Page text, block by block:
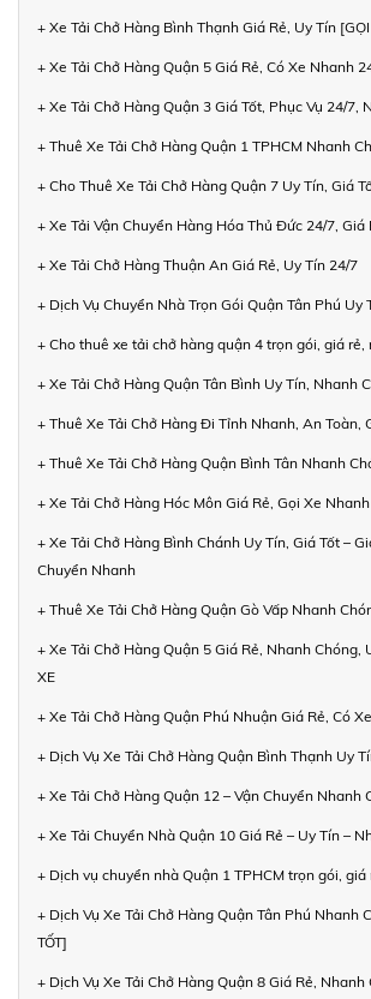
+ Xe Tải Chở Hàng Bình Thạnh Giá Rẻ, Uy Tín
+ Xe Tải Chở Hàng Quận 5 Giá Rẻ, Có Xe Nhanh
+ Xe Tải Chở Hàng Quận 3 Giá Tốt, Phục Vụ 24/7,
+ Thuê Xe Tải Chở Hàng Quận 1 TPHCM Nhanh
+ Cho Thuê Xe Tải Chở Hàng Quận 7 Uy Tín, Giá
+ Xe Tải Vận Chuyển Hàng Hóa Thủ Đức 24/7, Giá
+ Xe Tải Chở Hàng Thuận An Giá Rẻ, Uy Tín 24/7
+ Dịch Vụ Chuyển Nhà Trọn Gói Quận Tân Phú Uy
+ Cho thuê xe tải chở hàng quận 4 trọn gói, giá
+ Xe Tải Chở Hàng Quận Tân Bình Uy Tín, Nhanh
+ Thuê Xe Tải Chở Hàng Đi Tỉnh Nhanh, An Toàn,
+ Thuê Xe Tải Chở Hàng Quận Bình Tân Nhanh
+ Xe Tải Chở Hàng Hóc Môn Giá Rẻ, Gọi Xe
+ Xe Tải Chở Hàng Bình Chánh Uy Tín, Giá Tốt –
Chuyển Nhanh
+ Thuê Xe Tải Chở Hàng Quận Gò Vấp Nhanh
+ Xe Tải Chở Hàng Quận 5 Giá Rẻ, Nhanh Chóng,
XE
+ Xe Tải Chở Hàng Quận Phú Nhuận Giá Rẻ, Có
+ Dịch Vụ Xe Tải Chở Hàng Quận Bình Thạnh Uy
+ Xe Tải Chở Hàng Quận 12 – Vận Chuyển Nhanh
+ Xe Tải Chuyển Nhà Quận 10 Giá Rẻ – Uy Tín –
+ Dịch vụ chuyển nhà Quận 1 TPHCM trọn gói, giá
+ Dịch Vụ Xe Tải Chở Hàng Quận Tân Phú Nhanh
TỐT]
+ Dịch Vụ Xe Tải Chở Hàng Quận 8 Giá Rẻ, Nhanh